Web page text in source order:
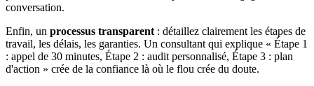
conversation.
Enfin, un processus transparent : détaillez clairement les étapes de
travail, les délais, les garanties. Un consultant qui explique « Étape 1
: appel de 30 minutes, Étape 2 : audit personnalisé, Étape 3 : plan
d'action » crée de la confiance là où le flou crée du doute.